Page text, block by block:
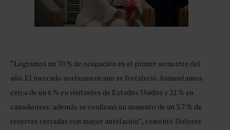
“Logramos un 70 % de ocupación en el primer semestre del
año. El mercado norteamericano se fortaleció. Aumentamos
cerca de un 6 % en visitantes de Estados Unidos y 22 % en
canadienses; además se confirmó un aumento de un 3.7 % de
reservas cerradas con mayor antelación”, comentó Dolores